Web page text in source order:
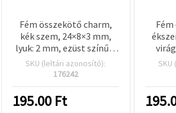
Fém összekötő charm,
kék szem, 24×8×3 mm,
lyuk: 2 mm, ezüst színű –
2 db
SKU (leltári azonosító):
176242
195.00 Ft
ezüst